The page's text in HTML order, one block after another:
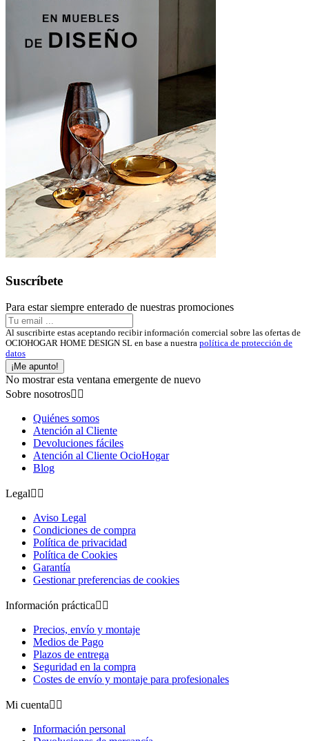
Suscríbete
Para estar siempre enterado de nuestras promociones
Al suscribirte estas aceptando recibir información comercial sobre las ofertas de
OCIOHOGAR HOME DESIGN SL en base a nuestra política de protección de
datos
¡Me apunto!
No mostrar esta ventana emergente de nuevo
Sobre nosotros 
Quiénes somos
Atención al Cliente
Devoluciones fáciles
Atención al Cliente OcioHogar
Blog
Legal 
Aviso Legal
Condiciones de compra
Política de privacidad
Política de Cookies
Garantía
Gestionar preferencias de cookies
Información práctica 
Precios, envío y montaje
Medios de Pago
Plazos de entrega
Seguridad en la compra
Costes de envío y montaje para profesionales
Mi cuenta 
Información personal